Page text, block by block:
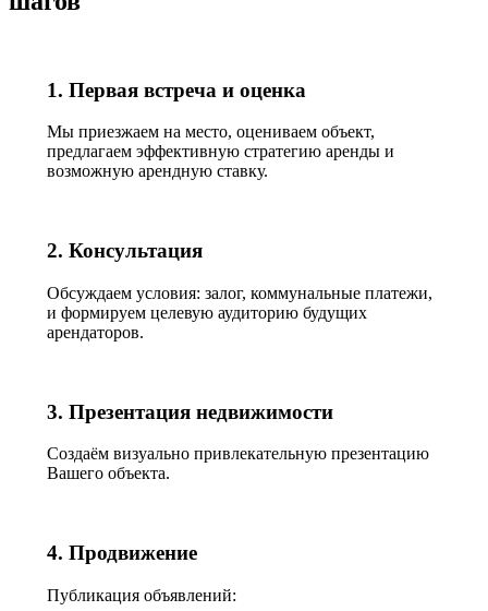
1. Первая встреча и оценка
Мы приезжаем на место, оцениваем объект,
предлагаем эффективную стратегию аренды и
возможную арендную ставку.
2. Консультация
Обсуждаем условия: залог, коммунальные платежи,
и формируем целевую аудиторию будущих
арендаторов.
3. Презентация недвижимости
Создаём визуально привлекательную презентацию
Вашего объекта.
4. Продвижение
Публикация объявлений: